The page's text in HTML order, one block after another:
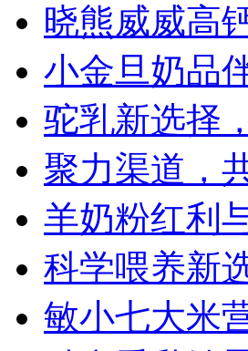
晓熊威威高
小金旦奶品
驼乳新选择
聚力渠道，
羊奶粉红利
科学喂养新
敏小七大米